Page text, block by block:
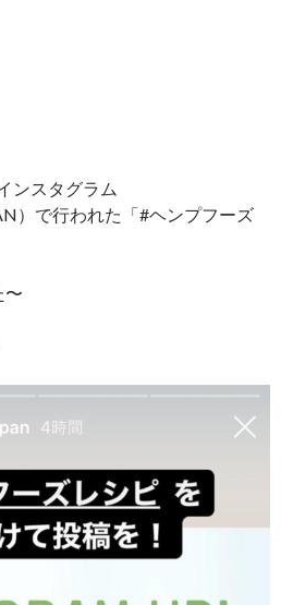
ンスタグラム
）で行われた「#ヘンプフーズ
〜